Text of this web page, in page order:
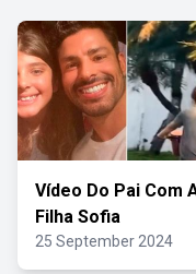
Vídeo Do Pai Com
Filha Sofia
25 September 2024